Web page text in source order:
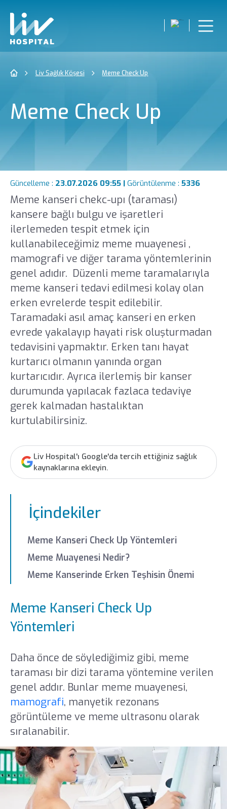
Liv Sağlık Köşesi Meme Check Up
Meme Check Up
Güncelleme : 23.07.2026 09:55 | Görüntülenme : 5336
Meme kanseri chekc-upı (taraması)
kansere bağlı bulgu ve işaretleri
ilerlemeden tespit etmek için
kullanabileceğimiz meme muayenesi ,
mamografi ve diğer tarama yöntemlerinin
genel adıdır. Düzenli meme taramalarıyla
meme kanseri tedavi edilmesi kolay olan
erken evrelerde tespit edilebilir.
Taramadaki asıl amaç kanseri en erken
evrede yakalayıp hayati risk oluşturmadan
tedavisini yapmaktır. Erken tanı hayat
kurtarıcı olmanın yanında organ
kurtarıcıdır. Ayrıca ilerlemiş bir kanser
durumunda yapılacak fazlaca tedaviye
gerek kalmadan hastalıktan
kurtulabilirsiniz.
Liv Hospital'ı Google'da tercih ettiğiniz sağlık
kaynaklarına ekleyin.
İçindekiler
Meme Kanseri Check Up Yöntemleri
Meme Muayenesi Nedir?
Meme Kanserinde Erken Teşhisin Önemi
Meme Kanseri Check Up
Yöntemleri
Daha önce de söylediğimiz gibi, meme
taraması bir dizi tarama yöntemine verilen
genel addır. Bunlar meme muayenesi,
mamografi, manyetik rezonans
görüntüleme ve meme ultrasonu olarak
sıralanabilir.